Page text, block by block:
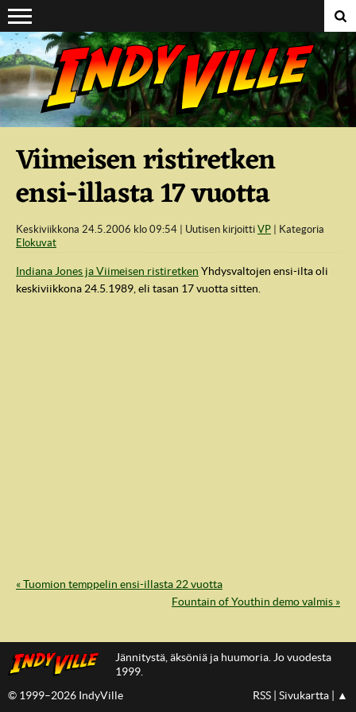
Suoraan sisältöön
IndyVille
Viimeisen ristiretken
ensi-illasta 17 vuotta
Keskiviikkona 24.5.2006 klo 09:54 Uutisen kirjoitti VP
Kategoria
Elokuvat
Indiana Jones ja Viimeisen ristiretken Yhdysvaltojen ensi-ilta oli
keskiviikkona 24.5.1989, eli tasan 17 vuotta sitten.
« Tuomion temppelin ensi-illasta 22 vuotta
Fountain of Youthin demo valmis »
Jännitystä, äksöniä ja huumoria. Jo vuodesta
1999.
© 1999–2026 IndyVille
RSS Sivukartta ▲